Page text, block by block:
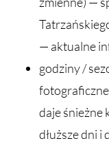
— aktualne
godziny /
fotograficzne
daje śnieżne
dłuższe dni i